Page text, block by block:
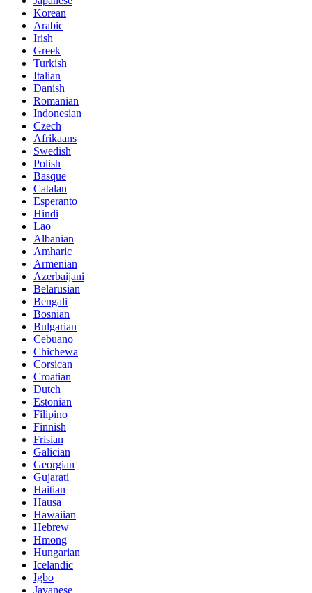
Korean
Arabic
Irish
Greek
Turkish
Italian
Danish
Romanian
Indonesian
Czech
Afrikaans
Swedish
Polish
Basque
Catalan
Esperanto
Hindi
Lao
Albanian
Amharic
Armenian
Azerbaijani
Belarusian
Bengali
Bosnian
Bulgarian
Cebuano
Chichewa
Corsican
Croatian
Dutch
Estonian
Filipino
Finnish
Frisian
Galician
Georgian
Gujarati
Haitian
Hausa
Hawaiian
Hebrew
Hmong
Hungarian
Icelandic
Igbo
Javanese